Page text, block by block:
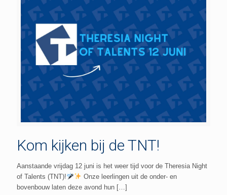
Kom kijken bij de TNT!
Aanstaande vrijdag 12 juni is het weer tijd voor de Theresia Night
of Talents (TNT)!
Onze leerlingen uit de onder- en
bovenbouw laten deze avond hun […]